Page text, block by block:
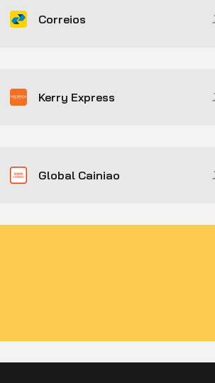
Correios
Kerry Express
Global Cainiao